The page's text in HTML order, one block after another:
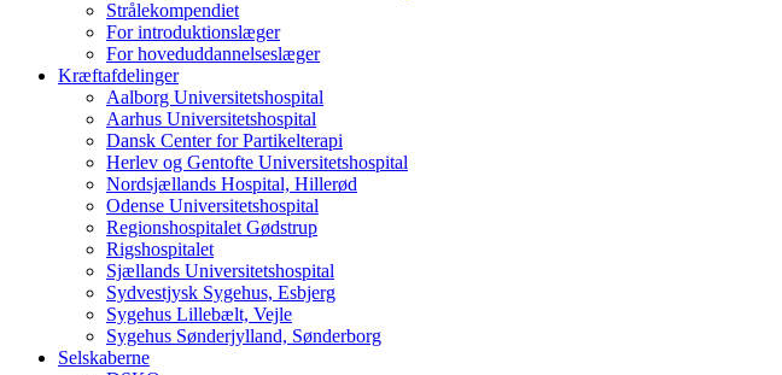
Strålekompendiet
For introduktionslæger
For hoveduddannelseslæger
Kræftafdelinger
Aalborg Universitetshospital
Aarhus Universitetshospital
Dansk Center for Partikelterapi
Herlev og Gentofte Universitetshospital
Nordsjællands Hospital, Hillerød
Odense Universitetshospital
Regionshospitalet Gødstrup
Rigshospitalet
Sjællands Universitetshospital
Sydvestjysk Sygehus, Esbjerg
Sygehus Lillebælt, Vejle
Sygehus Sønderjylland, Sønderborg
Selskaberne